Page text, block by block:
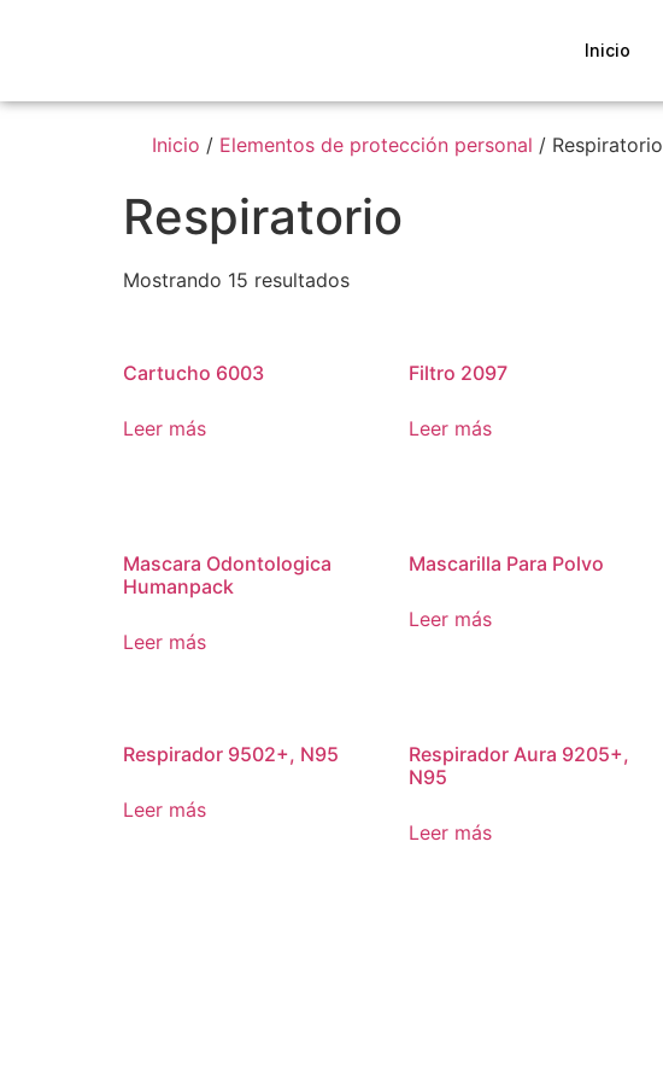
Inicio
Inicio / Elementos de protección personal / Respiratorio
Respiratorio
Mostrando 15 resultados
Cartucho 6003
Leer más
Filtro 2097
Leer más
Mascara Odontologica
Humanpack
Leer más
Mascarilla Para Polvo
Leer más
Respirador 9502+, N95
Leer más
Respirador Aura 9205+,
N95
Leer más